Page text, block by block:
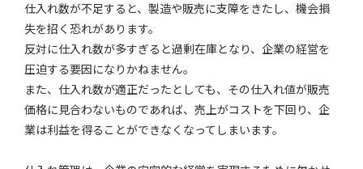
仕入れ数が不足すると、製造や販売に支障をきたし、機会損
失を招く恐れがあります。
反対に仕入れ数が多すぎると過剰在庫となり、企業の経営を
圧迫する要因になりかねません。
また、仕入れ数が適正だったとしても、その仕入れ値が販売
価格に見合わないものであれば、売上がコストを下回り、企
業は利益を得ることができなくなってしまいます。